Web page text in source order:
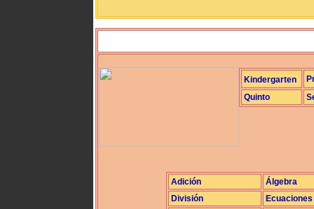
Kindergarten
Quinto
Adición
Álgebra
División
Ecuaciones